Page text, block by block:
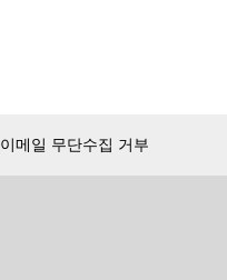
이메일 무단수집 거부